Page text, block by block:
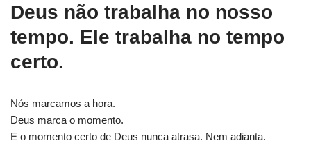
Deus não trabalha no nosso
tempo. Ele trabalha no tempo
certo.
Nós marcamos a hora.
Deus marca o momento.
E o momento certo de Deus nunca atrasa. Nem adianta.